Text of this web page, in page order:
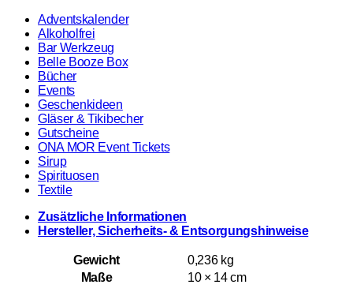
Adventskalender
Alkoholfrei
Bar Werkzeug
Belle Booze Box
Bücher
Events
Geschenkideen
Gläser & Tikibecher
Gutscheine
ONA MOR Event Tickets
Sirup
Spirituosen
Textile
Zusätzliche Informationen
Hersteller, Sicherheits- & Entsorgungshinweise
Gewicht
0,236 kg
Maße
10 × 14 cm